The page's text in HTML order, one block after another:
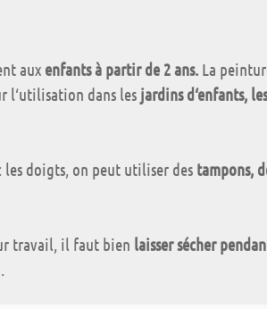
aux enfants à partir de 2 ans. La
l‘utilisation dans les jardins d‘enfants,
doigts, on peut utiliser des tampons,
travail, il faut bien laisser sécher